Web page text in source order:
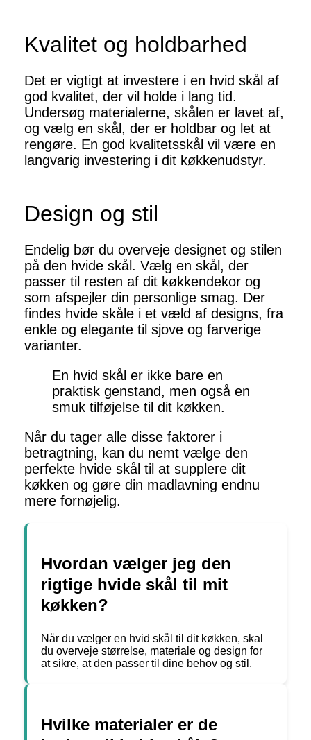
Kvalitet og holdbarhed
Det er vigtigt at investere i en hvid skål af
god kvalitet, der vil holde i lang tid.
Undersøg materialerne, skålen er lavet af,
og vælg en skål, der er holdbar og let at
rengøre. En god kvalitetsskål vil være en
langvarig investering i dit køkkenudstyr.
Design og stil
Endelig bør du overveje designet og stilen
på den hvide skål. Vælg en skål, der
passer til resten af dit køkkendekor og
som afspejler din personlige smag. Der
findes hvide skåle i et væld af designs, fra
enkle og elegante til sjove og farverige
varianter.
En hvid skål er ikke bare en
praktisk genstand, men også en
smuk tilføjelse til dit køkken.
Når du tager alle disse faktorer i
betragtning, kan du nemt vælge den
perfekte hvide skål til at supplere dit
køkken og gøre din madlavning endnu
mere fornøjelig.
Hvordan vælger jeg den
rigtige hvide skål til mit
køkken?
Når du vælger en hvid skål til dit køkken, skal
du overveje størrelse, materiale og design for
at sikre, at den passer til dine behov og stil.
Hvilke materialer er de